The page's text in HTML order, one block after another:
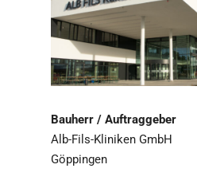
Bauherr / Auftraggeber
Alb-Fils-Kliniken GmbH
Göppingen